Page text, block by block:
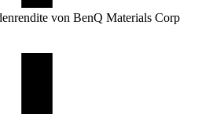
von BenQ Materials Corp